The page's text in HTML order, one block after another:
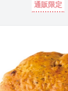
通販限定